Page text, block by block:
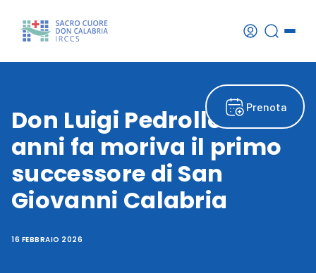
Prenota
Don Luigi Pedrollo: 40
anni fa moriva il primo
successore di San
Giovanni Calabria
16 FEBBRAIO 2026